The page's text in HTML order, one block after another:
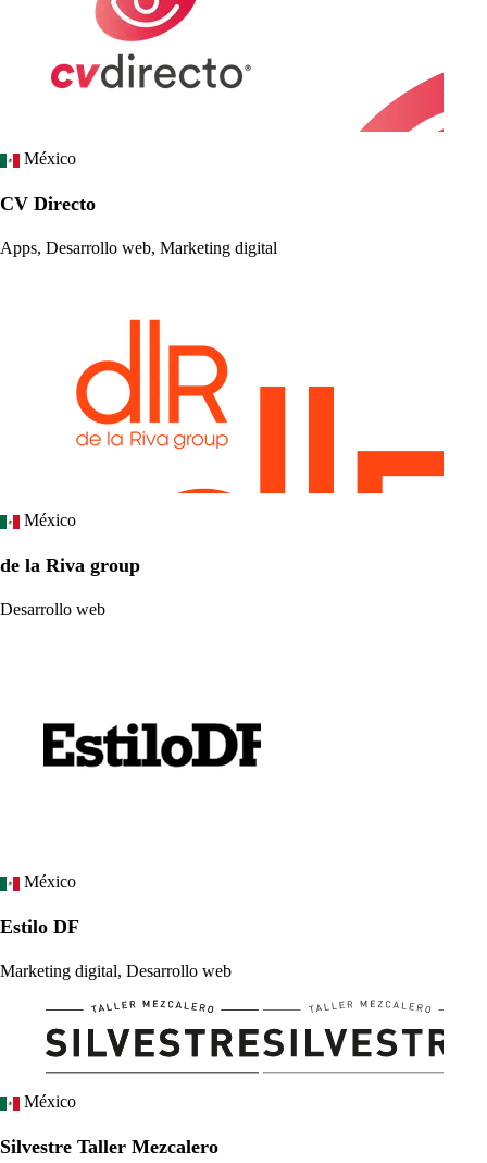
México
CV Directo
Apps, Desarrollo web, Marketing digital
México
de la Riva group
Desarrollo web
México
Estilo DF
Marketing digital, Desarrollo web
México
Silvestre Taller Mezcalero